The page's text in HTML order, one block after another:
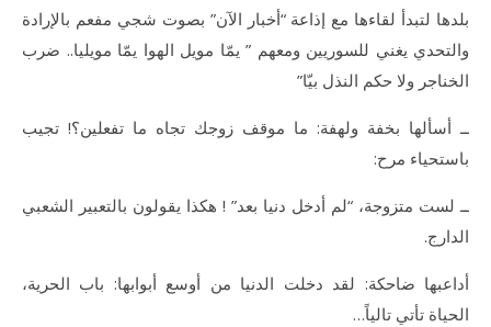
بلدها لتبدأ لقاءها مع إذاعة “أخبار الآن” بصوت شجي مفعم بالإرادة
والتحدي يغني للسوريين ومعهم ” يمّا مويل الهوا يمّا مويليا.. ضرب
الخناجر ولا حكم النذل بيّا”
ــ أسألها بخفة ولهفة: ما موقف زوجك تجاه ما تفعلين؟! تجيب
باستحياء مرح:
ــ لست متزوجة، “لم أدخل دنيا بعد” ! هكذا يقولون بالتعبير الشعبي
الدارج.
أداعبها ضاحكة: لقد دخلت الدنيا من أوسع أبوابها: باب الحرية،
الحياة تأتي تالياً…